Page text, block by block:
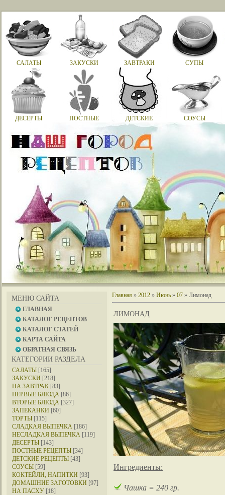
САЛАТЫ ЗАКУСКИ ЗАВТРАКИ СУПЫ
ДЕСЕРТЫ ПОСТНЫЕ ДЕТСКИЕ СОУСЫ
МЕНЮ САЙТА
ГЛАВНАЯ
КАТАЛОГ РЕЦЕПТОВ
КАТАЛОГ СТАТЕЙ
КАРТА САЙТА
ОБРАТНАЯ СВЯЗЬ
КАТЕГОРИИ РАЗДЕЛА
САЛАТЫ [165]
ЗАКУСКИ [218]
НА ЗАВТРАК [83]
ПЕРВЫЕ БЛЮДА [86]
ВТОРЫЕ БЛЮДА [327]
ЗАПЕКАНКИ [60]
ТОРТЫ [115]
СЛАДКАЯ ВЫПЕЧКА [186]
НЕСЛАДКАЯ ВЫПЕЧКА [119]
ДЕСЕРТЫ [143]
ПОСТНЫЕ РЕЦЕПТЫ [34]
ДЕТСКИЕ РЕЦЕПТЫ [43]
СОУСЫ [59]
КОКТЕЙЛИ, НАПИТКИ [93]
ДОМАШНИЕ ЗАГОТОВКИ [97]
НА ПАСХУ [18]
Главная » 2012 » Июнь » 07 » Лимонад
ЛИМОНАД
Ингредиенты:
Чашка = 240 гр.